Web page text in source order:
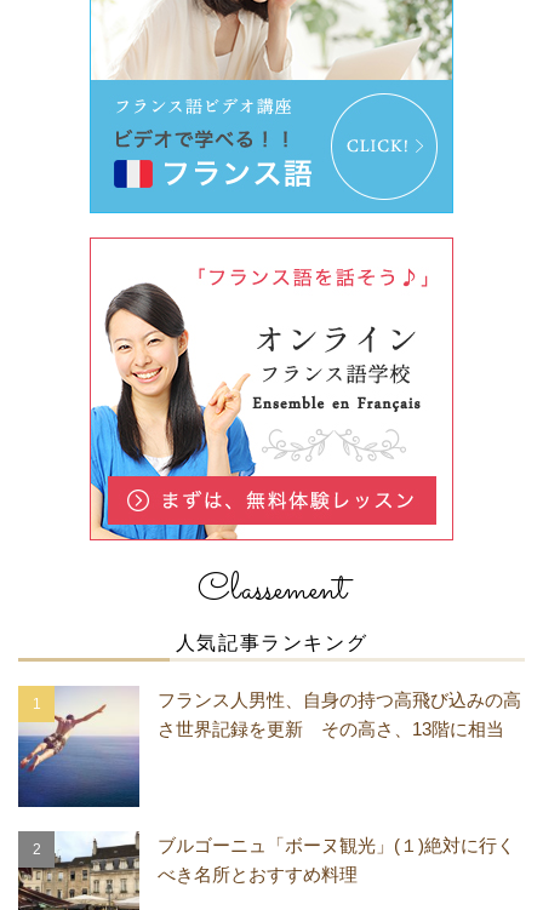
Classement
人気記事ランキング
フランス人男性、自身の持つ高飛び込みの高
さ世界記録を更新 その高さ、13階に相当
ブルゴーニュ「ボーヌ観光」(１)絶対に行く
べき名所とおすすめ料理